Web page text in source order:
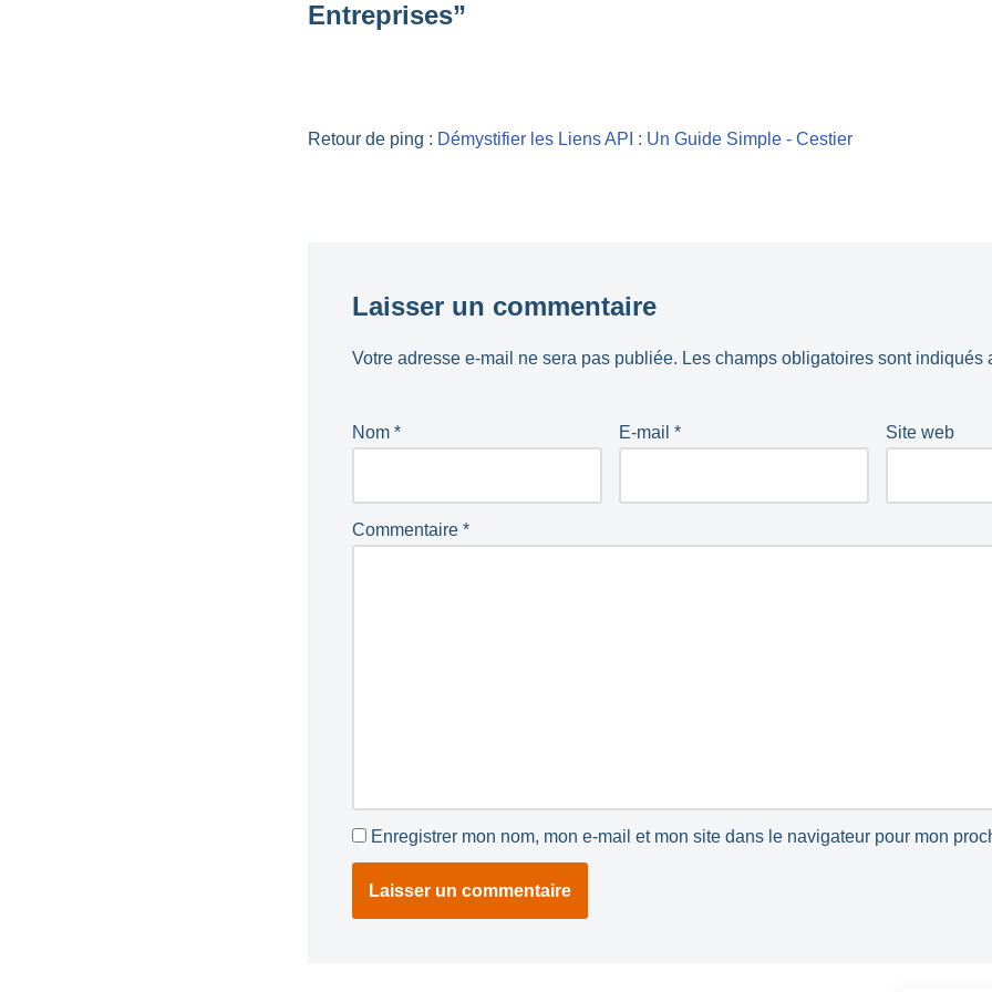
Entreprises”
Retour de ping : Démystifier les Liens API : Un Guide Simple - Cestier
Laisser un commentaire
Votre adresse e-mail ne sera pas publiée. Les champs obligatoires sont indiqués
Nom * E-mail * Site web
Commentaire *
Enregistrer mon nom, mon e-mail et mon site dans le navigateur pour mon